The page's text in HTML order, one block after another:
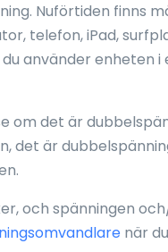
Nuförtiden finns
telefon, iPad,
använder enheten i
om det är
det är
och spänningen
när du